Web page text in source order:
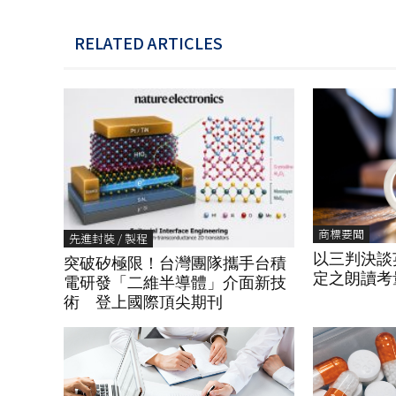
RELATED ARTICLES
先進封裝 / 製程
突破矽極限！台灣團隊攜手台積
電研發「二維半導體」介面新技
術 登上國際頂尖期刊
商標要聞
以三判決
定之朗讀